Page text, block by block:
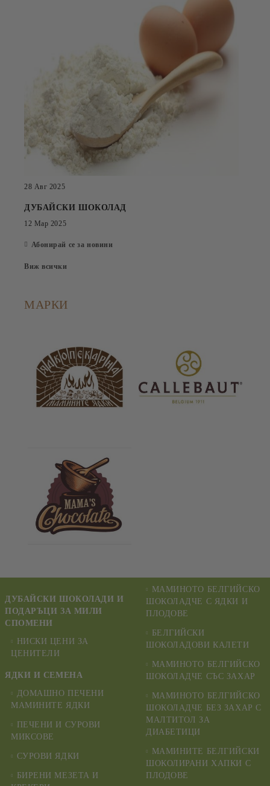
28 Авг 2025
ДУБАЙСКИ ШОКОЛАД
12 Мар 2025
Абонирай се за новини
Виж всички
МАРКИ
ДУБАЙСКИ ШОКОЛАДИ И
ПОДАРЪЦИ ЗА МИЛИ
СПОМЕНИ
НИСКИ ЦЕНИ ЗА
ЦЕНИТЕЛИ
ЯДКИ И СЕМЕНА
ДОМАШНО ПЕЧЕНИ
МАМИНИТЕ ЯДКИ
ПЕЧЕНИ И СУРОВИ
МИКСОВЕ
СУРОВИ ЯДКИ
БИРЕНИ МЕЗЕТА И
МАМИНОТО БЕЛГИЙСКО
ШОКОЛАДЧЕ С ЯДКИ И
ПЛОДОВЕ
БЕЛГИЙСКИ
ШОКОЛАДОВИ КАЛЕТИ
МАМИНОТО БЕЛГИЙСКО
ШОКОЛАДЧЕ СЪС ЗАХАР
МАМИНОТО БЕЛГИЙСКО
ШОКОЛАДЧЕ БЕЗ ЗАХАР С
МАЛТИТОЛ ЗА
ДИАБЕТИЦИ
МАМИНИТЕ БЕЛГИЙСКИ
ШОКОЛИРАНИ ХАПКИ С
ПЛОДОВЕ